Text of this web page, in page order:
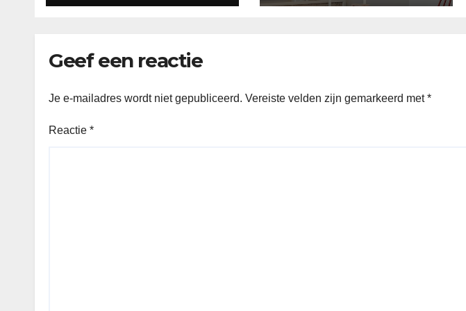
Geef een reactie
Je e-mailadres wordt niet gepubliceerd. Vereiste velden zijn gemarkeerd met*
Reactie *